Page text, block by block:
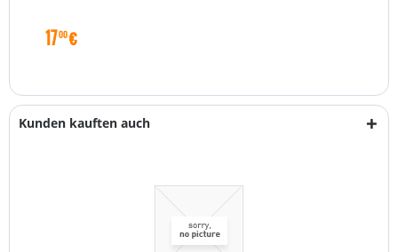
1700€
Kunden kauften auch